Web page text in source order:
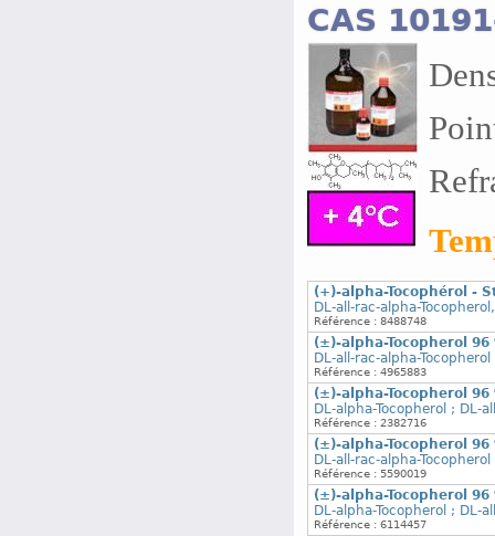
CAS
(+)-alpha-Tocophérol -
DL-all-rac-alpha-
Référence : 8488748
(±)-alpha-Tocopherol 96
DL-all-rac-alpha-
Référence : 4965883
(±)-alpha-Tocopherol 96
DL-alpha-Tocopherol ; DL-
Référence : 2382716
(±)-alpha-Tocopherol 96
DL-all-rac-alpha-
Référence : 5590019
(±)-alpha-Tocopherol 96
DL-alpha-Tocopherol ; DL-
Référence : 6114457